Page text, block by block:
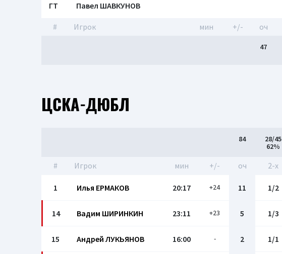
ГТ Павел ШАВКУНОВ
# Игрок мин +/- оч
47
ЦСКА-ДЮБЛ
84
28/45
62%
# Игрок мин +/- оч 2-x
1 Илья ЕРМАКОВ 20:17 +24 11 1/2
14 Вадим ШИРИНКИН 23:11 +23 5 1/3
15 Андрей ЛУКЬЯНОВ 16:00 - 2 1/1